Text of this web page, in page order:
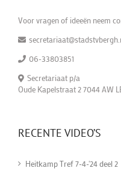
Voor vragen of ideeën neem
06-33803851
Secretariaat p/a
Oude Kapelstraat 2 7044 AW
RECENTE VIDEO’S
Heitkamp Tref 7-4-'24 deel 2